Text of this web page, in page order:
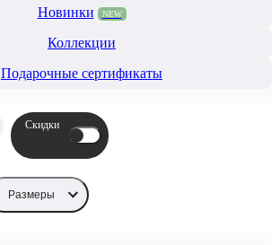
Новинки NEW
Коллекции
Подарочные сертификаты
Размеры
Скидки